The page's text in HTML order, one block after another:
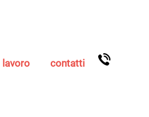
lavoro contatti